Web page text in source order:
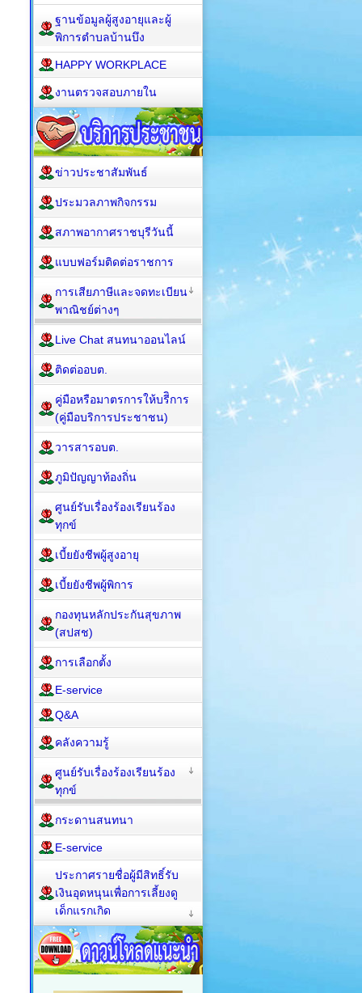
ฐานข้อมูลผู้สูงอายุและผู้
พิการตำบลบ้านบึง
HAPPY WORKPLACE
งานตรวจสอบภายใน
ข่าวประชาสัมพันธ์
ประมวลภาพกิจกรรม
สภาพอากาศราชบุรีวันนี้
แบบฟอร์มติดต่อราชการ
การเสียภาษีและจดทะเบียน
พาณิชย์ต่างๆ
Live Chat สนทนาออนไลน์
ติดต่ออบต.
คู่มือหรือมาตรการให้บรีิการ
(คู่มือบริการประชาชน)
วารสารอบต.
ภูมิปัญญาท้องถิ่น
ศูนย์รับเรื่องร้องเรียนร้อง
ทุกข์
เบี้ยยังชีพผู้สูงอายุ
เบี้ยยังชีพผู้พิการ
กองทุนหลักประกันสุขภาพ
(สปสช)
การเลือกตั้ง
E-service
Q&A
คลังความรู้
ศูนย์รับเรื่องร้องเรียนร้อง
ทุกข์
กระดานสนทนา
E-service
ประกาศรายชื่อผู้มีสิทธิ์รับ
เงินอุดหนุนเพื่อการเลี้ยงดู
เด็กแรกเกิด